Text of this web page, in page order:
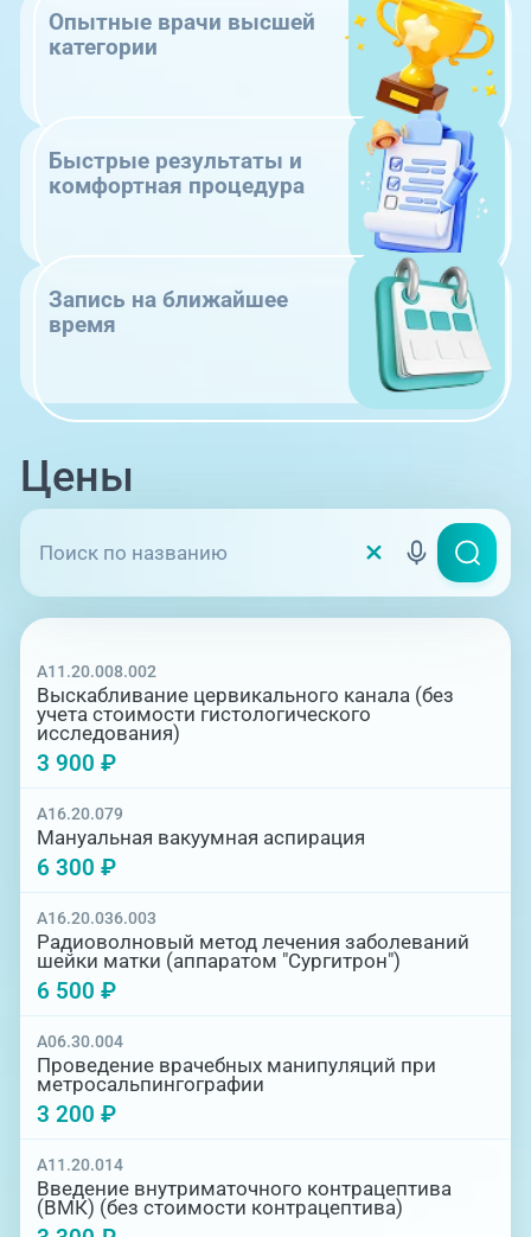
Опытные врачи высшей
категории
Быстрые результаты и
комфортная процедура
Запись на ближайшее
время
Цены
A11.20.008.002
Выскабливание цервикального канала (без
учета стоимости гистологического
исследования)
3 900 ₽
A16.20.079
Мануальная вакуумная аспирация
6 300 ₽
A16.20.036.003
Радиоволновый метод лечения заболеваний
шейки матки (аппаратом "Сургитрон")
6 500 ₽
A06.30.004
Проведение врачебных манипуляций при
метросальпингографии
3 200 ₽
A11.20.014
Введение внутриматочного контрацептива
(ВМК) (без стоимости контрацептива)